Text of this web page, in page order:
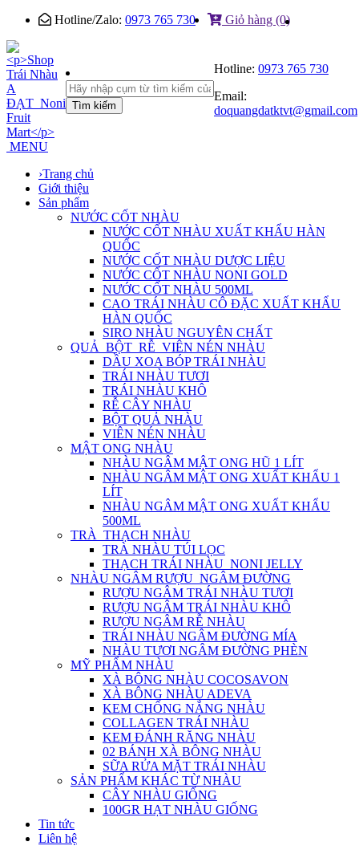
Hotline/Zalo: 0973 765 730 Giỏ hàng (0)
Tìm kiếm
Hotline: 0973 765 730
Email:
doquangdatktvt@gmail.com
MENU
›Trang chủ
Giới thiệu
Sản phẩm
NƯỚC CỐT NHÀU
NƯỚC CỐT NHÀU XUẤT KHẨU HÀN
QUỐC
NƯỚC CỐT NHÀU DƯỢC LIỆU
NƯỚC CỐT NHÀU NONI GOLD
NƯỚC CỐT NHÀU 500ML
CAO TRÁI NHÀU CÔ ĐẶC XUẤT KHẨU
HÀN QUỐC
SIRO NHÀU NGUYÊN CHẤT
QUẢ_BỘT_RỄ_VIÊN NÉN NHÀU
DẦU XOA BÓP TRÁI NHÀU
TRÁI NHÀU TƯƠI
TRÁI NHÀU KHÔ
RỄ CÂY NHÀU
BỘT QUẢ NHÀU
VIÊN NÉN NHÀU
MẬT ONG NHÀU
NHÀU NGÂM MẬT ONG HŨ 1 LÍT
NHÀU NGÂM MẬT ONG XUẤT KHẨU 1
LÍT
NHÀU NGÂM MẬT ONG XUẤT KHẨU
500ML
TRÀ_THẠCH NHÀU
TRÀ NHÀU TÚI LỌC
THẠCH TRÁI NHÀU_NONI JELLY
NHÀU NGÂM RƯỢU_NGÂM ĐƯỜNG
RƯỢU NGÂM TRÁI NHÀU TƯƠI
RƯỢU NGÂM TRÁI NHÀU KHÔ
RƯỢU NGÂM RỄ NHÀU
TRÁI NHÀU NGÂM ĐƯỜNG MÍA
NHÀU TƯƠI NGÂM ĐƯỜNG PHÈN
MỸ PHẨM NHÀU
XÀ BÔNG NHÀU COCOSAVON
XÀ BÔNG NHÀU ADEVA
KEM CHỐNG NẮNG NHÀU
COLLAGEN TRÁI NHÀU
KEM ĐÁNH RĂNG NHÀU
02 BÁNH XÀ BÔNG NHÀU
SỮA RỬA MẶT TRÁI NHÀU
SẢN PHẨM KHÁC TỪ NHÀU
CÂY NHÀU GIỐNG
100GR HẠT NHÀU GIỐNG
Tin tức
Liên hệ